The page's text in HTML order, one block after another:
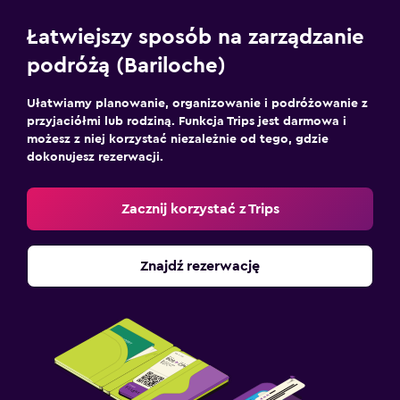
Łatwiejszy sposób na zarządzanie
podróżą (Bariloche)
Ułatwiamy planowanie, organizowanie i podróżowanie z
przyjaciółmi lub rodziną. Funkcja Trips jest darmowa i
możesz z niej korzystać niezależnie od tego, gdzie
dokonujesz rezerwacji.
Zacznij korzystać z Trips
Znajdź rezerwację